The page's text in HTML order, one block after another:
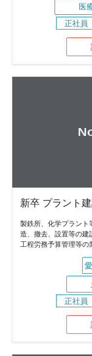
医
正社員
新卒 プラント
製鉄所、化学プラント
造、撤去、設置等の建
工程労務予算管理等の
正社員